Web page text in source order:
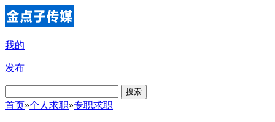
我的
发布
搜索
首页»个人求职»专职求职